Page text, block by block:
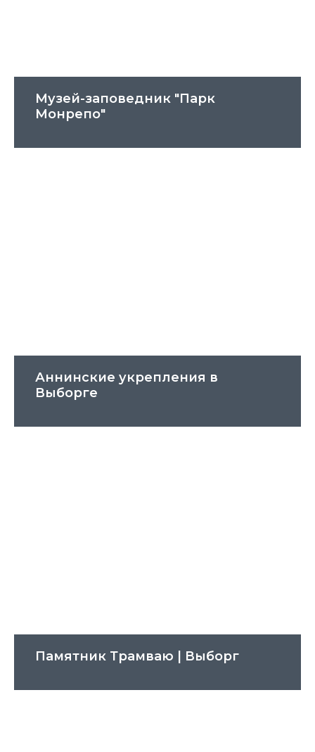
Музей-заповедник "Парк
Монрепо"
Аннинские укрепления в
Выборге
Памятник Трамваю | Выборг